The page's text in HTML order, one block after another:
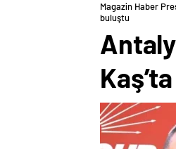
Magazin Haber
buluştu